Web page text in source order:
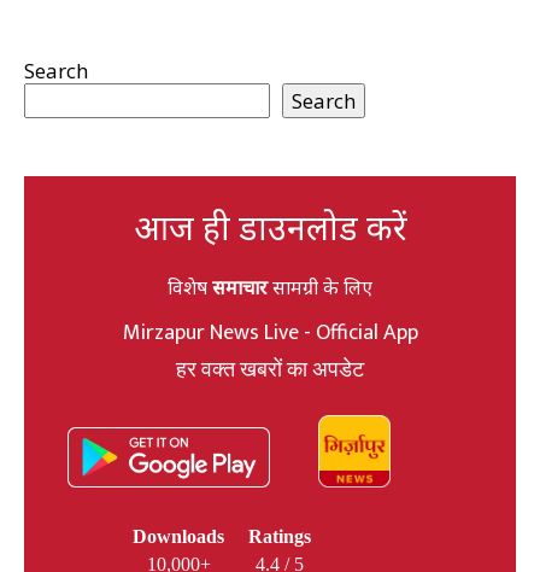
Search
Search
आज ही डाउनलोड करें
विशेषसमाचारसामग्री के लिए
Mirzapur News Live - Official App
हर वक्त खबरों का अपडेट
Downloads
10,000+
Ratings
4.4 / 5